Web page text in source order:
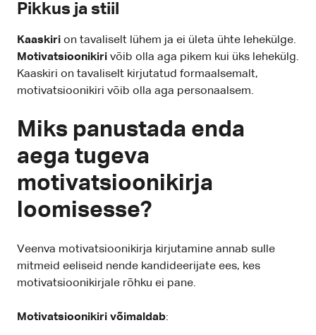
Pikkus ja stiil
Kaaskiri on tavaliselt lühem ja ei ületa ühte lehekülge.
Motivatsioonikiri võib olla aga pikem kui üks lehekülg.
Kaaskiri on tavaliselt kirjutatud formaalsemalt,
motivatsioonikiri võib olla aga personaalsem.
Miks panustada enda
aega tugeva
motivatsioonikirja
loomisesse?
Veenva motivatsioonikirja kirjutamine annab sulle
mitmeid eeliseid nende kandideerijate ees, kes
motivatsioonikirjale rõhku ei pane.
Motivatsioonikiri võimaldab: